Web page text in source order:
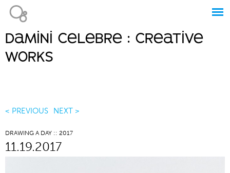
Main
menu
damini celebre : creative
works
< PREVIOUS NEXT >
DRAWING A DAY :: 2017
11.19.2017